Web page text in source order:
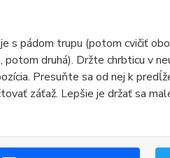
s pádom trupu (potom cvičiť
druhá). Držte chrbticu v
Presuňte sa od nej k
záťaž. Lepšie je držať sa